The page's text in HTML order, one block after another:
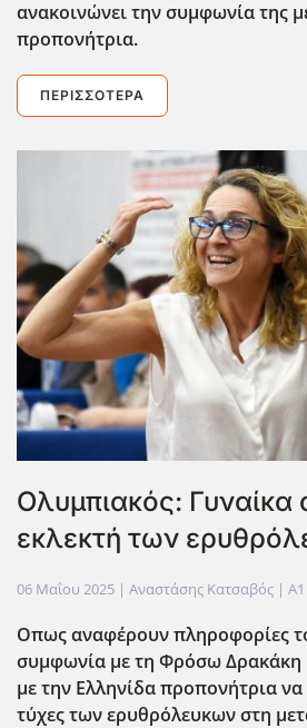
ανακοινώνει την συμφωνία της
προπονήτρια.
ΠΕΡΙΣΣΌΤΕΡΑ
Ολυμπιακός:
εκλεκτή των
06 Μαΐου 2025 | Αναστάσης Κατσαβός |
Οπως αναφέρουν πληροφορίες
συμφωνία με τη Φρόσω Δρακάκη
με την Ελληνίδα προπονήτρια να
τύχες των ερυθρόλευκων στη